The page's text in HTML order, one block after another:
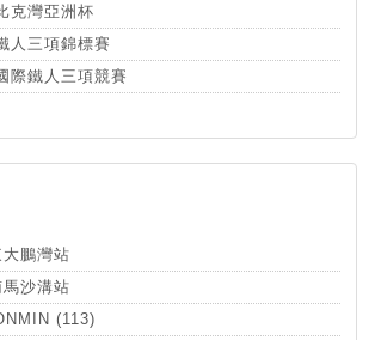
克灣亞洲杯
人三項錦標賽
際鐵人三項競賽
鵬灣站
沙溝站
(113)